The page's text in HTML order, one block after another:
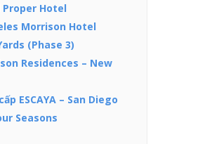
Hotel
Morrison Hotel
(Phase 3)
Residences – New
ESCAYA – San Diego
Seasons